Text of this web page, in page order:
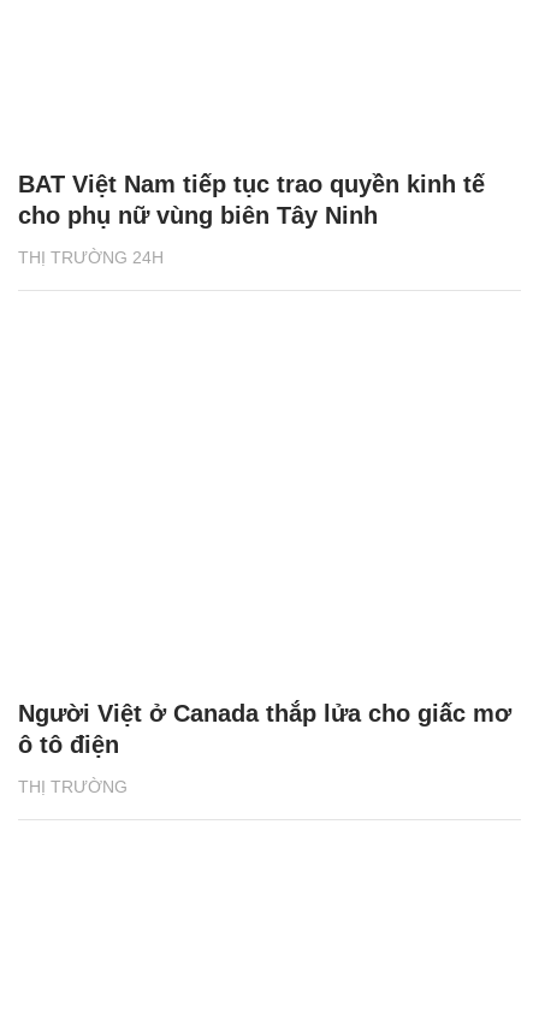
THỊ TRƯỜNG 24H
BAT Việt Nam tiếp tục trao quyền kinh tế
cho phụ nữ vùng biên Tây Ninh
THỊ TRƯỜNG
Người Việt ở Canada thắp lửa cho giấc mơ
ô tô điện